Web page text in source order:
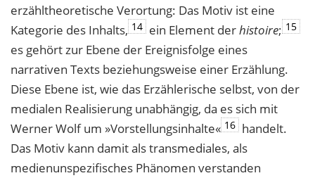
erzähltheoretische Verortung: Das Motiv ist eine
Kategorie des Inhalts, 14 ein Element derhistoire; 15
es gehört zur Ebene der Ereignisfolge eines
narrativen Texts beziehungsweise einer Erzählung.
Diese Ebene ist, wie das Erzählerische selbst, von der
medialen Realisierung unabhängig, da es sich mit
Werner Wolf um »Vorstellungsinhalte« 16 handelt.
Das Motiv kann damit als transmediales, als
medienunspezifisches Phänomen verstanden